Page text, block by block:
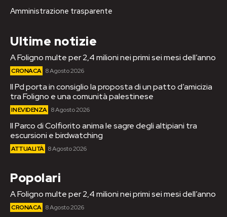
Amministrazione trasparente
Ultime notizie
A Foligno multe per 2,4 milioni nei primi sei mesi dell’anno
CRONACA 8 Agosto 2026
Il Pd porta in consiglio la proposta di un patto d’amicizia
tra Foligno e una comunità palestinese
IN EVIDENZA 8 Agosto 2026
Il Parco di Colfiorito anima le sagre degli altipiani tra
escursioni e birdwatching
ATTUALITÀ 8 Agosto 2026
Popolari
A Foligno multe per 2,4 milioni nei primi sei mesi dell’anno
CRONACA 8 Agosto 2026